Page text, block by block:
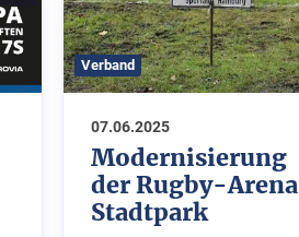
Verband
07.06.2025
Modernisierung
der Rugby-Arena
Stadtpark